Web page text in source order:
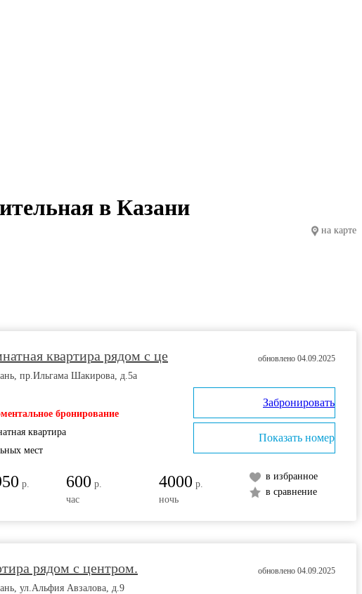
в Казани
на карте
квартира рядом с це
пр.Ильгама Шакирова, д.5а
бронирование
квартира
мест
р.
600 р.
час
4000 р.
ночь
обновлено 04.09.2025
в избранное
в сравнение
Забронировать
Показать номер
рядом с центром.
ул.Альфия Авзалова, д.9
обновлено 04.09.2025